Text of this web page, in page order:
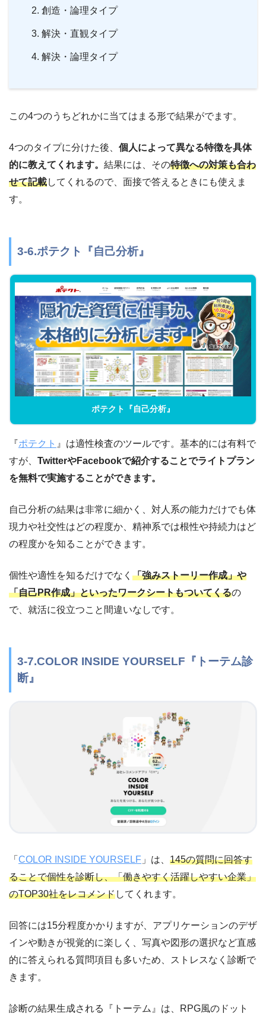
創造・論理タイプ
解決・直観タイプ
解決・論理タイプ
この4つのうちどれかに当てはまる形で結果がでます。
4つのタイプに分けた後、 個人によって異なる特徴を具体
的に教えてくれます。 結果には、その特徴への対策も合わ
せて記載してくれるので、面接で答えるときにも使えま
す。
3-6.ポテクト『自己分析』
ポテクト『自己分析』
『ポテクト 』は適性検査のツールです。基本的には有料で
すが、 TwitterやFacebookで紹介することでライトプラン
を無料で実施することができます。
自己分析の結果は非常に細かく、対人系の能力だけでも体
現力や社交性はどの程度か、精神系では根性や持続力はど
の程度かを知ることができます。
個性や適性を知るだけでなく 「強みストーリー作成」や
「自己PR作成」といったワークシートもついてくるの
で、就活に役立つこと間違いなしです。
3-7.COLOR INSIDE YOURSELF『トーテム診
断』
「 COLOR INSIDE YOURSELF 」は、 145の質問に回答す
ることで個性を診断し、「働きやすく活躍しやすい企業」
のTOP30社をレコメンドしてくれます。
回答には15分程度かかりますが、アプリケーションのデザ
インや動きが視覚的に楽しく、写真や図形の選択など直感
的に答えられる質問項目も多いため、ストレスなく診断で
きます。
診断の結果生成される『トーテム』は、RPG風のドット